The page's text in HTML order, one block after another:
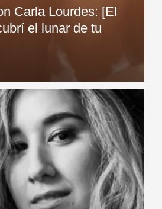
Carla Lourdes: [El
el lunar de tu